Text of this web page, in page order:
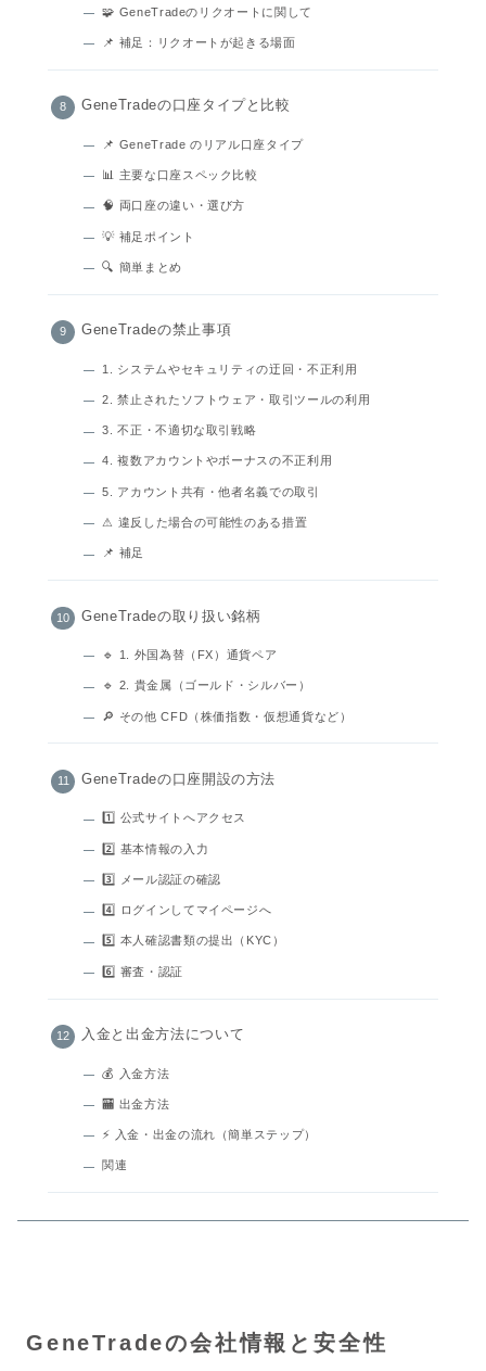
🧩 GeneTradeのリクオートに関して
📌 補足：リクオートが起きる場面
GeneTradeの口座タイプと比較
📌 GeneTrade のリアル口座タイプ
📊 主要な口座スペック比較
🧠 両口座の違い・選び方
💡 補足ポイント
🔍 簡単まとめ
GeneTradeの禁止事項
1. システムやセキュリティの迂回・不正利用
2. 禁止されたソフトウェア・取引ツールの利用
3. 不正・不適切な取引戦略
4. 複数アカウントやボーナスの不正利用
5. アカウント共有・他者名義での取引
⚠ 違反した場合の可能性のある措置
📌 補足
GeneTradeの取り扱い銘柄
🔹 1. 外国為替（FX）通貨ペア
🔹 2. 貴金属（ゴールド・シルバー）
🔎 その他 CFD（株価指数・仮想通貨など）
GeneTradeの口座開設の方法
1️⃣ 公式サイトへアクセス
2️⃣ 基本情報の入力
3️⃣ メール認証の確認
4️⃣ ログインしてマイページへ
5️⃣ 本人確認書類の提出（KYC）
6️⃣ 審査・認証
入金と出金方法について
💰 入金方法
🏧 出金方法
⚡ 入金・出金の流れ（簡単ステップ）
関連
GeneTradeの会社情報と安全性